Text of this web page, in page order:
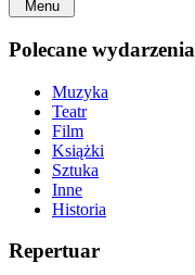
Menu
Polecane wydarzenia
Muzyka
Teatr
Film
Książki
Sztuka
Inne
Historia
Repertuar